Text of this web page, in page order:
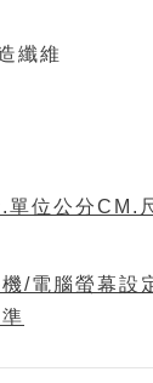
纖維
位公分CM.
/電腦螢幕設